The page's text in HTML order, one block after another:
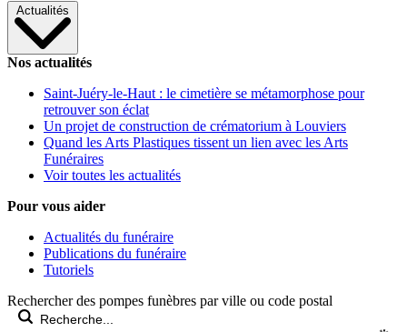
Actualités
Nos actualités
Saint-Juéry-le-Haut : le cimetière se métamorphose pour
retrouver son éclat
Un projet de construction de crématorium à Louviers
Quand les Arts Plastiques tissent un lien avec les Arts
Funéraires
Voir toutes les actualités
Pour vous aider
Actualités du funéraire
Publications du funéraire
Tutoriels
Rechercher des pompes funèbres par ville ou code postal